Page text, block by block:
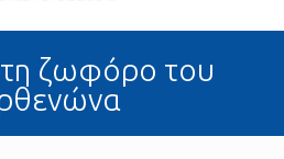
ζωφόρο του